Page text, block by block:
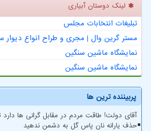
لینک دوستان آبیاری
تبلیغات انتخابات مجلس
مستر گرین وال | مجری و طراح انواع دیوار
نمایشگاه ماشین سنگین
نمایشگاه ماشین سنگین
پربیننده ترین ها
آقای دولت! طاقت مردم در مقابل گرانی ها
حذف یارانه نان پاس گل به دشمن ندهید